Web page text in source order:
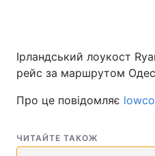
Ірландський лоукост
рейс за маршрутом
Про це повідомляє
ЧИТАЙТЕ ТАКОЖ